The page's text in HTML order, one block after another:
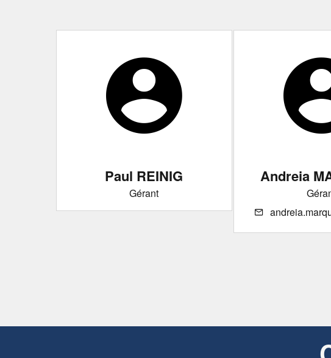
Paul REINIG
Gérant
Andreia